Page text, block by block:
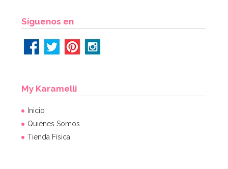
Síguenos en
My Karamelli
Inicio
Quiénes Somos
Tienda Física